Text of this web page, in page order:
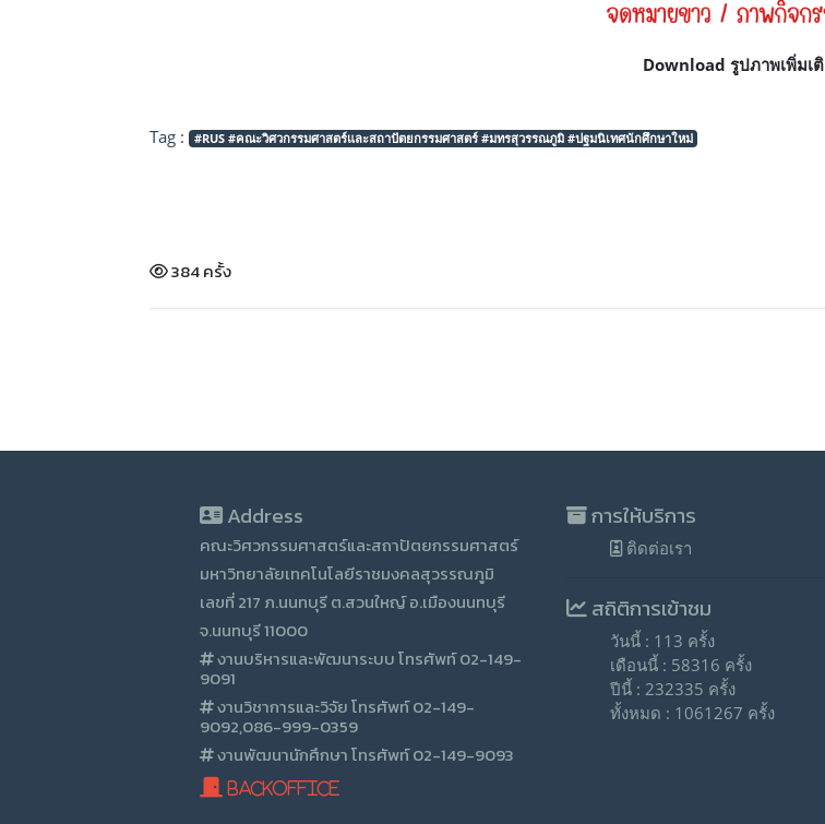
Download รูปภาพเพิ่มเติ
Tag : #RUS #คณะวิศวกรรมศาสตร์และสถาปัตยกรรมศาสตร์ #มทรสุวรรณภูมิ #ปฐมนิเทศนักศึกษาใหม่
384 ครั้ง
Address
คณะวิศวกรรมศาสตร์และสถาปัตยกรรมศาสตร์
มหาวิทยาลัยเทคโนโลยีราชมงคลสุวรรณภูมิ
เลขที่ 217 ภ.นนทบุรี ต.สวนใหญ์ อ.เมืองนนทบุรี
จ.นนทบุรี 11000
งานบริหารและพัฒนาระบบ โทรศัพท์ 02-149-
9091
งานวิชาการและวิจัย โทรศัพท์ 02-149-
9092,086-999-0359
งานพัฒนานักศึกษา โทรศัพท์ 02-149-9093
BackOffice
การให้บริการ
ติดต่อเรา
สถิติการเข้าชม
วันนี้ : 113 ครั้ง
เดือนนี้ : 58316 ครั้ง
ปีนี้ : 232335 ครั้ง
ทั้งหมด : 1061267 ครั้ง